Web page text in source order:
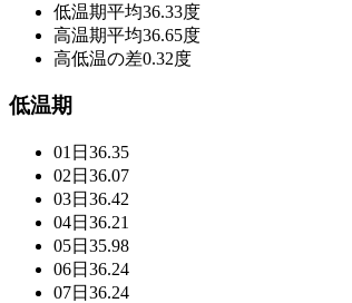
低温期平均36.33度
高温期平均36.65度
高低温の差0.32度
低温期
01日 36.35
02日 36.07
03日 36.42
04日 36.21
05日 35.98
06日 36.24
07日 36.24